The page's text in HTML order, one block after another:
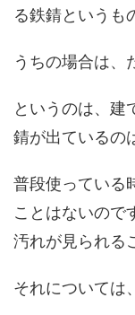
る鉄錆というも
うちの場合は、
というのは、建
錆が出ているの
普段使っている
ことはないので
汚れが見られる
それについては